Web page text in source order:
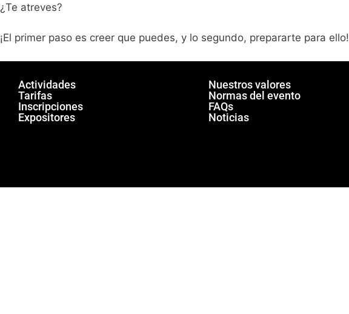
¿Te atreves?
¡El primer paso es creer que puedes, y lo segundo, prepararte para ello!
Actividades
Tarifas
Inscripciones
Expositores
Nuestros valores
Normas del evento
FAQs
Noticias